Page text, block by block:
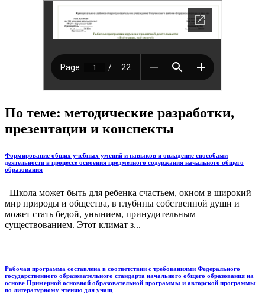
По теме: методические разработки,
презентации и конспекты
Формирование общих учебных умений и навыков и овладение способами
деятельности в процессе освоения предметного содержания начального общего
образования
Школа может быть для ребенка счастьем, окном в широкий
мир природы и общества, в глубины собственной души и
может стать бедой, унынием, принудительным
существованием. Этот климат з...
Рабочая программа составлена в соответствии с требованиями Федерального
государственного образовательного стандарта начального общего образования на
основе Примерной основной образовательной программы и авторской программы
по литературному чтению для учащ